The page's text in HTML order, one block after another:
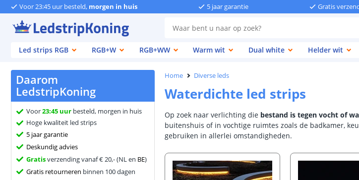
Voor 23:45 uur besteld, morgen in huis 5 jaar garantie Gratis
Led strips RGB
RGB+W RGB+WW Warm wit Dual white Helder wit
Daarom
LedstripKoning
Voor23:45 uur besteld, morgen in huis
Hoge kwaliteit led strips
5 jaar garantie
Deskundig advies
Gratisverzending vanaf € 20,- (NL en BE)
Gratis retourneren binnen 100 dagen
Home Diverse leds
Waterdichte led strips
Op zoek naar verlichting die bestand is tegen vocht of
buitenshuis of in vochtige ruimtes zoals de badkamer,
gebruiken in allerlei omstandigheden.